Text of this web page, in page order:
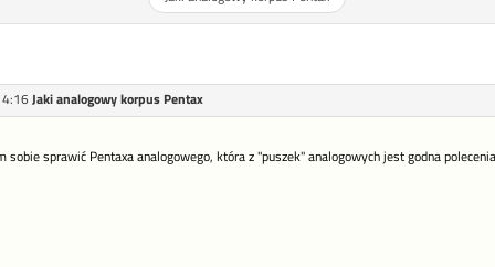
Jaki analogowy korpus Pentax
sobie sprawić Pentaxa analogowego, która z "puszek" analogowych jest godna